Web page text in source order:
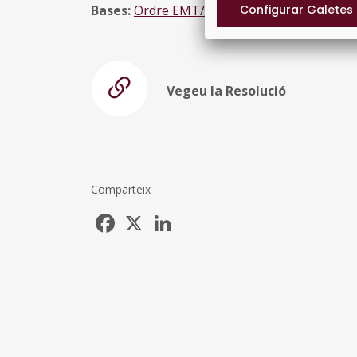
Bases:Ordre EMT/89/2024, de 24 d'abril,
Vegeu la Resolució
Comparteix
Facebook